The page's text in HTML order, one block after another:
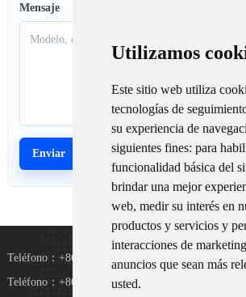
Utilizamos
Este sitio web utiliza
tecnologías de
su experiencia de
siguientes fines: para
funcionalidad básica del
brindar una mejor
web, medir su interés en
productos y servicios y
interacciones de marketing
anuncios que sean más
usted.
Mensaje
Teléfono：+8615367865107
Teléfono：+8618073152920